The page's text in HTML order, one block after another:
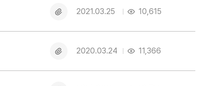
부
파
2021.03.25 10,615
부
파
2020.03.24 11,366